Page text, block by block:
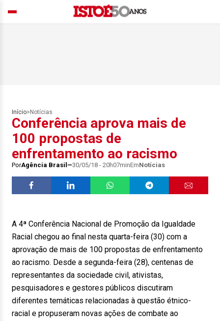
Início> Notícias
Conferência aprova mais de
100 propostas de
enfrentamento ao racismo
PorAgência Brasil 30/05/18 - 20h07minEmNotícias
A 4ª Conferência Nacional de Promoção da Igualdade
Racial chegou ao final nesta quarta-feira (30) com a
aprovação de mais de 100 propostas de enfrentamento
ao racismo. Desde a segunda-feira (28), centenas de
representantes da sociedade civil, ativistas,
pesquisadores e gestores públicos discutiram
diferentes temáticas relacionadas à questão étnico-
racial e propuseram novas ações de combate ao